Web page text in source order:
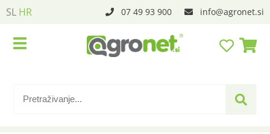
SL HR 07 49 93 900 info agronet.si